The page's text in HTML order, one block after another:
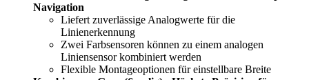
Navigation
Liefert zuverlässige Analogwerte für die
Linienerkennung
Zwei Farbsensoren können zu einem analogen
Liniensensor kombiniert werden
Flexible Montageoptionen für einstellbare Breite